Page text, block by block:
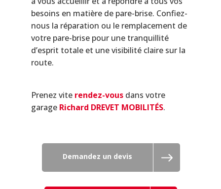
besoins en matière de pare-brise. Confiez-
nous la réparation ou le remplacement de
votre pare-brise pour une tranquillité
d’esprit totale et une visibilité claire sur la
route.
Prenez vite rendez-vousdans votre
garage Richard DREVET MOBILITÉS.
Demandez un devis